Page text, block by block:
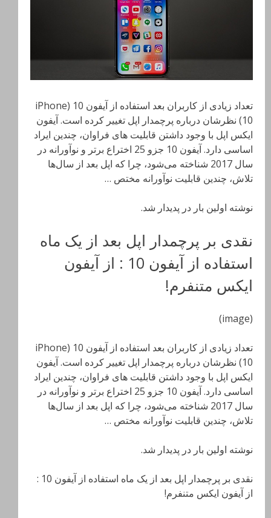
تعداد زیادی از کاربران بعد استفاده از آیفون 10 (iPhone
10) نظرشان درباره پرچمدار اپل تغییر کرده است. آیفون
ایکس اپل با وجود داشتن قابلیت های فراوان، چندین ایراد
اساسی دارد. آیفون 10 جزو 25 اختراع برتر و نوآورانه در
سال 2017 شناخته می‌شود، چرا که اپل بعد از سال‌ها
تلاش، چندین قابلیت نوآورانه مختص …
نوشته اولین بار در پدیدار شد.
نقدی بر پرچمدار اپل بعد از یک ماه
استفاده از آیفون 10 : از آیفون
ایکس متنفرم!
(image)
تعداد زیادی از کاربران بعد استفاده از آیفون 10 (iPhone
10) نظرشان درباره پرچمدار اپل تغییر کرده است. آیفون
ایکس اپل با وجود داشتن قابلیت های فراوان، چندین ایراد
اساسی دارد. آیفون 10 جزو 25 اختراع برتر و نوآورانه در
سال 2017 شناخته می‌شود، چرا که اپل بعد از سال‌ها
تلاش، چندین قابلیت نوآورانه مختص …
نوشته اولین بار در پدیدار شد.
نقدی بر پرچمدار اپل بعد از یک ماه استفاده از آیفون 10 :
از آیفون ایکس متنفرم!